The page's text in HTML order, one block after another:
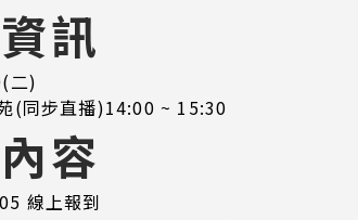
訊
二)
(同步直播)14:00 ~ 15:30
容
線上報到